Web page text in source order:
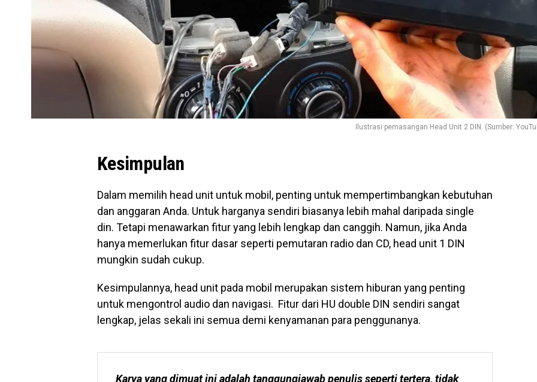
Ilustrasi pemasangan Head Unit 2 DIN. (Sumber:
Kesimpulan
Dalam memilih head unit untuk mobil, penting untuk mempertimbangkan kebutuhan
dan anggaran Anda. Untuk harganya sendiri biasanya lebih mahal daripada single
din. Tetapi menawarkan fitur yang lebih lengkap dan canggih. Namun, jika Anda
hanya memerlukan fitur dasar seperti pemutaran radio dan CD, head unit 1 DIN
mungkin sudah cukup.
Kesimpulannya, head unit pada mobil merupakan sistem hiburan yang penting
untuk mengontrol audio dan navigasi. Fitur dari HU double DIN sendiri sangat
lengkap, jelas sekali ini semua demi kenyamanan para penggunanya.
Karya yang dimuat ini adalah tanggungjawab penulis seperti tertera, tidak